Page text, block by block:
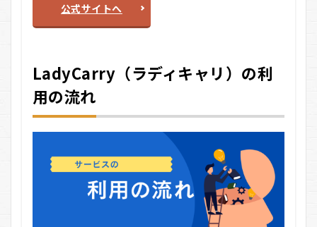
公式サイトへ
LadyCarry（ラディキャリ）の利
用の流れ